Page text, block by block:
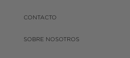
CONTACTO
SOBRE NOSOTROS